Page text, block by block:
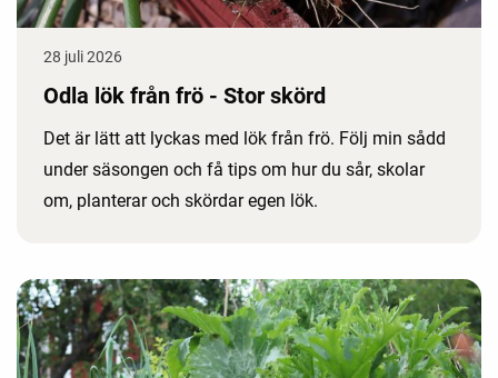
28 juli 2026
Odla lök från frö - Stor skörd
Det är lätt att lyckas med lök från frö. Följ min sådd
under säsongen och få tips om hur du sår, skolar
om, planterar och skördar egen lök.